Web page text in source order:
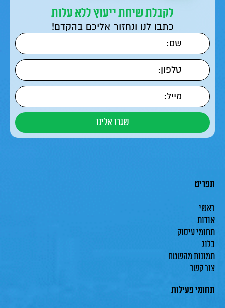
לקבלת שיחת ייעוץ ללא עלות
כתבו לנו ונחזור אליכם בהקדם!
תפריט
ראשי
אודות
תחומי עיסוק
בלוג
תמונות מהשטח
צור קשר
תחומי פעילות